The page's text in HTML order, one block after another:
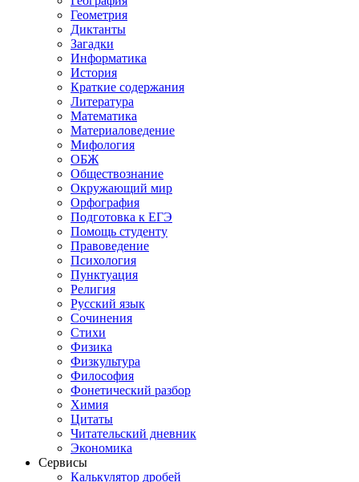
Геометрия
Диктанты
Загадки
Информатика
История
Краткие содержания
Литература
Математика
Материаловедение
Мифология
ОБЖ
Обществознание
Окружающий мир
Орфография
Подготовка к ЕГЭ
Помощь студенту
Правоведение
Психология
Пунктуация
Религия
Русский язык
Сочинения
Стихи
Физика
Физкультура
Философия
Фонетический разбор
Химия
Цитаты
Читательский дневник
Экономика
Сервисы
Калькулятор дробей